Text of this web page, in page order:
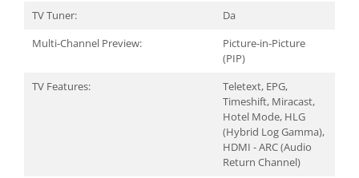
Imprimante
Imprimante 3D
TV Tuner:
Da
Multi-Channel Preview:
Picture-in-Picture
(PIP)
TV Features:
Teletext, EPG,
Timeshift, Miracast,
Hotel Mode, HLG
(Hybrid Log Gamma),
HDMI - ARC (Audio
Return Channel)